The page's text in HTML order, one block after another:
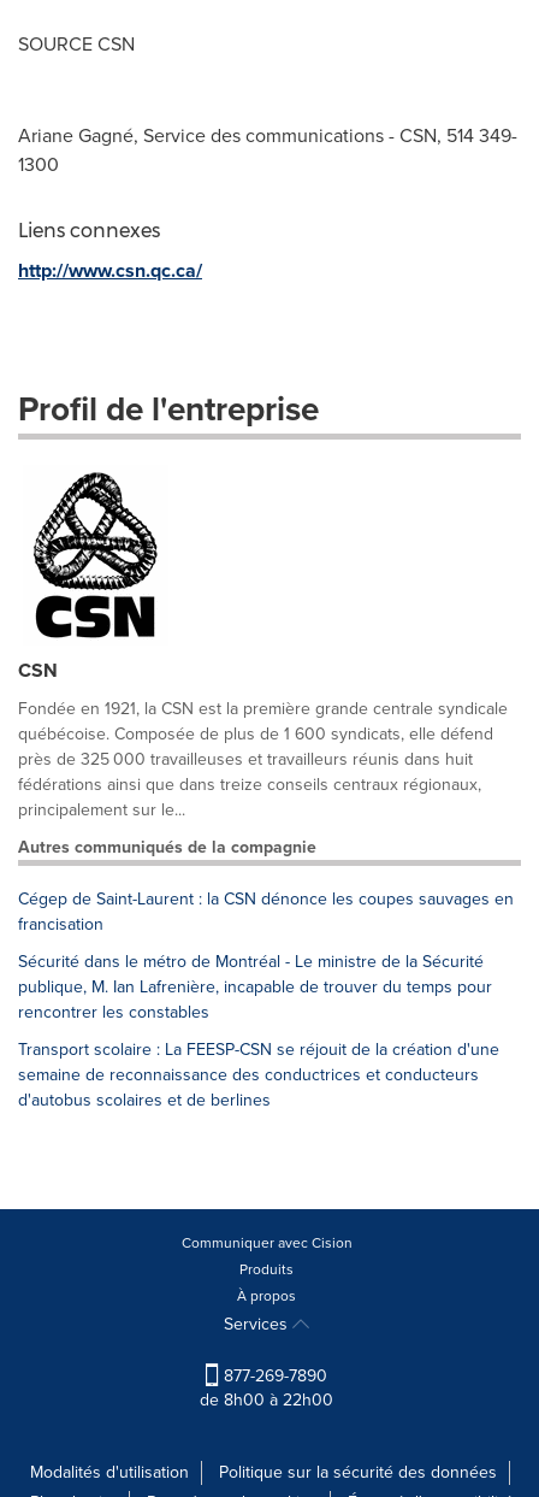
SOURCE CSN
Ariane Gagné, Service des communications - CSN, 514 349-
1300
Liens connexes
http://www.csn.qc.ca/
Profil de l'entreprise
CSN
Fondée en 1921, la CSN est la première grande centrale syndicale
québécoise. Composée de plus de 1 600 syndicats, elle défend
près de 325 000 travailleuses et travailleurs réunis dans huit
fédérations ainsi que dans treize conseils centraux régionaux,
principalement sur le...
Autres communiqués de la compagnie
Cégep de Saint-Laurent : la CSN dénonce les coupes sauvages en
francisation
Sécurité dans le métro de Montréal - Le ministre de la Sécurité
publique, M. Ian Lafrenière, incapable de trouver du temps pour
rencontrer les constables
Transport scolaire : La FEESP-CSN se réjouit de la création d'une
semaine de reconnaissance des conductrices et conducteurs
d'autobus scolaires et de berlines
Communiquer avec Cision
Produits
À propos
Services
877-269-7890
de 8h00 à 22h00
Modalités d'utilisation
Politique sur la sécurité des données